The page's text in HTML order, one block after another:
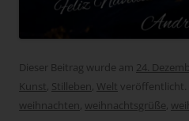
Dieser Beitrag wurde am 24.
Kunst, Stilleben, Welt veröffentlicht.
weihnachten, weihnachtsgrüße,